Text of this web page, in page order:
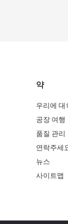
약
우리에 대
공장 여행
품질 관리
연락주세
뉴스
사이트맵